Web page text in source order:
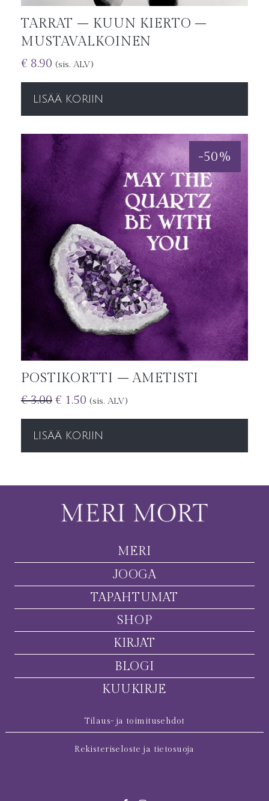
TARRAT – KUUN KIERTO –
MUSTAVALKOINEN
€ 8.90 (sis. ALV)
LISÄÄ KORIIN
-50%
POSTIKORTTI – AMETISTI
€3.00 € 1.50 (sis. ALV)
LISÄÄ KORIIN
MERI
JOOGA
TAPAHTUMAT
SHOP
KIRJAT
BLOGI
KUUKIRJE
Tilaus- ja toimitusehdot
Rekisteriseloste ja tietosuoja